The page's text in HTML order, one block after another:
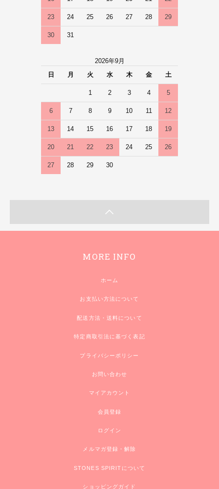
23 24 25 26 27 28 29
30 31
2026年9月
日
月 火 水 木 金 土
1 2 3 4 5
6 7 8 9 10 11 12
13 14 15 16 17 18 19
20 21 22 23 24 25 26
27 28 29 30
MORE INFO
ホーム
お支払い方法について
配送方法・送料について
特定商取引法に基づく表記
プライバシーポリシー
お問い合わせ
マイアカウント
会員登録
ログイン
メルマガ登録・解除
STONES SPIRITについて
ショッピングガイド